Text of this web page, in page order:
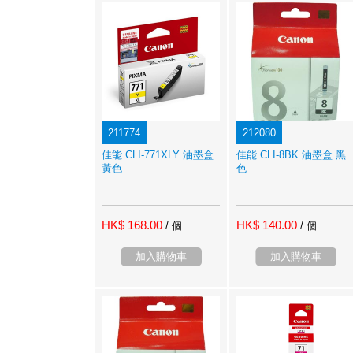
211774
佳能 CLI-771XLY 油墨盒
黃色
HK$ 168.00 / 個
加入購物車
212080
佳能 CLI-8BK 油墨盒 黑
色
HK$ 140.00 / 個
加入購物車